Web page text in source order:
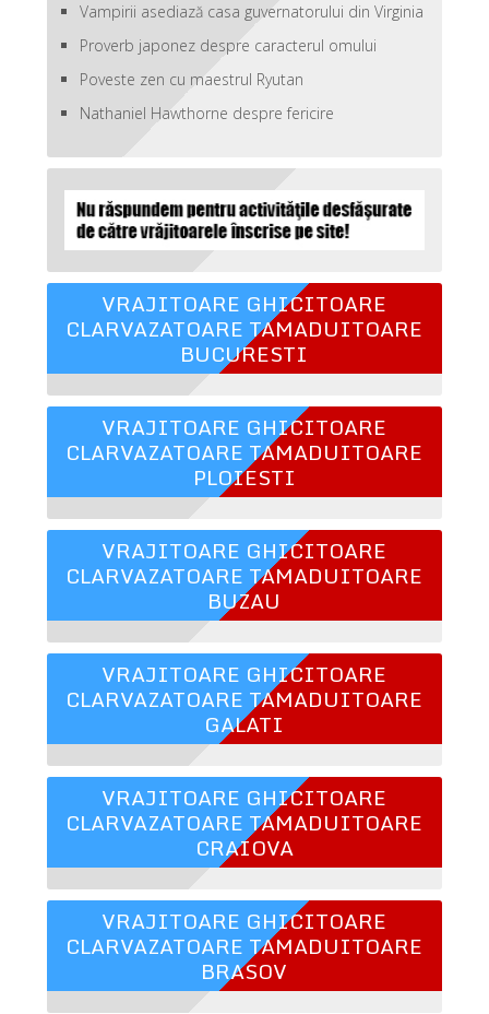
Vampirii asediază casa guvernatorului din Virginia
Proverb japonez despre caracterul omului
Poveste zen cu maestrul Ryutan
Nathaniel Hawthorne despre fericire
VRAJITOARE GHICITOARE
CLARVAZATOARE TAMADUITOARE
BUCURESTI
VRAJITOARE GHICITOARE
CLARVAZATOARE TAMADUITOARE
PLOIESTI
VRAJITOARE GHICITOARE
CLARVAZATOARE TAMADUITOARE
BUZAU
VRAJITOARE GHICITOARE
CLARVAZATOARE TAMADUITOARE
GALATI
VRAJITOARE GHICITOARE
CLARVAZATOARE TAMADUITOARE
CRAIOVA
VRAJITOARE GHICITOARE
CLARVAZATOARE TAMADUITOARE
BRASOV